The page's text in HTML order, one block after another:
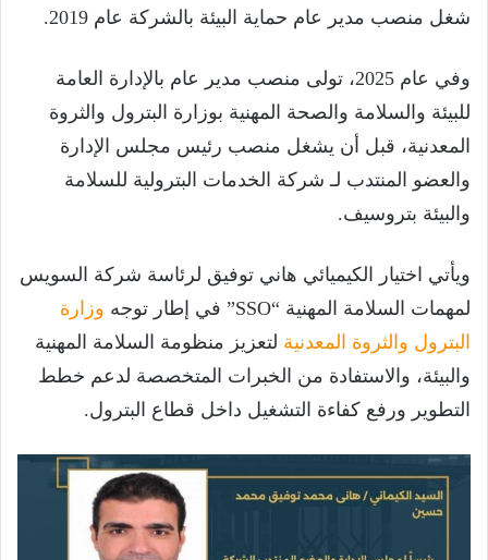
شغل منصب مدير عام حماية البيئة بالشركة عام 2019.
وفي عام 2025، تولى منصب مدير عام بالإدارة العامة
للبيئة والسلامة والصحة المهنية بوزارة البترول والثروة
المعدنية، قبل أن يشغل منصب رئيس مجلس الإدارة
والعضو المنتدب لـ شركة الخدمات البترولية للسلامة
والبيئة بتروسيف.
ويأتي اختيار الكيميائي هاني توفيق لرئاسة شركة السويس
لمهمات السلامة المهنية “SSO” في إطار توجه
وزارة
البترول والثروة المعدنية لتعزيز منظومة السلامة المهنية
والبيئة، والاستفادة من الخبرات المتخصصة لدعم خطط
التطوير ورفع كفاءة التشغيل داخل قطاع البترول.